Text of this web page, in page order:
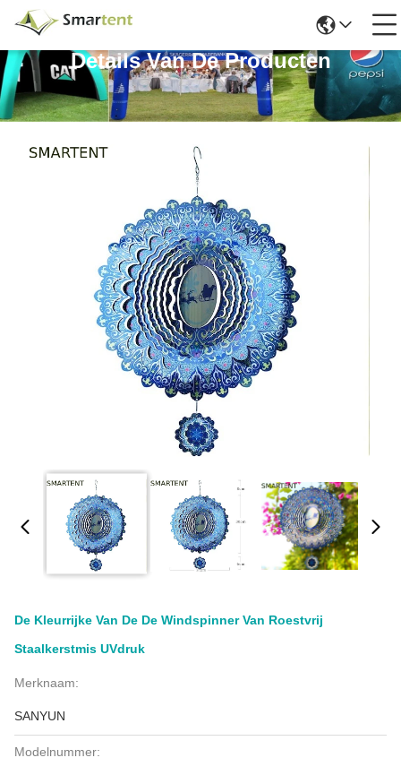
Details Van De Producten
De Kleurrijke Van De De Windspinner Van Roestvrij
Staalkerstmis UVdruk
Merknaam:
SANYUN
Modelnummer: